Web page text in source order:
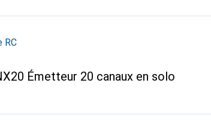
RC
Émetteur 20 canaux en solo